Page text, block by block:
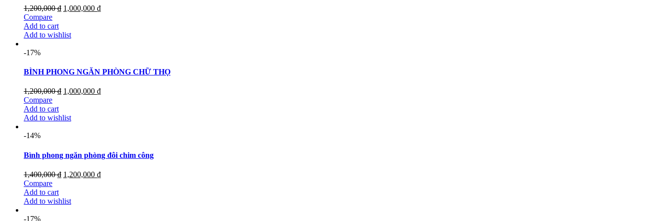
1,200,000₫ 1,000,000 ₫
Compare
Add to cart
Add to wishlist
-17%
BÌNH PHONG NGĂN PHÒNG CHỮ THỌ
1,200,000₫ 1,000,000 ₫
Compare
Add to cart
Add to wishlist
-14%
Bình phong ngăn phòng đôi chim công
1,400,000₫ 1,200,000 ₫
Compare
Add to cart
Add to wishlist
-17%